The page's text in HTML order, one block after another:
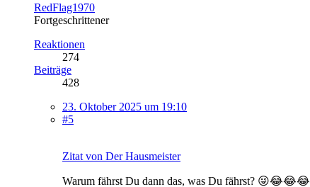
RedFlag1970
Fortgeschrittener
Reaktionen
274
Beiträge
428
23. Oktober 2025 um 19:10
#5
Zitat von Der Hausmeister
Warum fährst Du dann das, was Du fährst? 😜😂😂😂